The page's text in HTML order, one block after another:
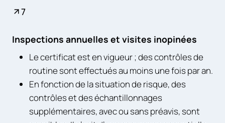
7
Inspections annuelles et visites inopinées
Le certificat est en vigueur ; des contrôles de
routine sont effectués au moins une fois par an.
En fonction de la situation de risque, des
contrôles et des échantillonnages
supplémentaires, avec ou sans préavis, sont